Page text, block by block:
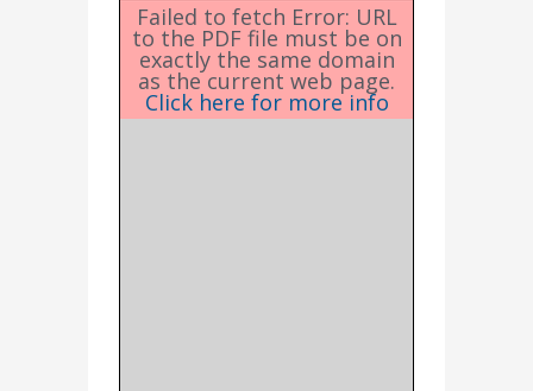
Failed to fetch Error: URL
to the PDF file must be on
exactly the same domain
as the current web page.
Click here for more info